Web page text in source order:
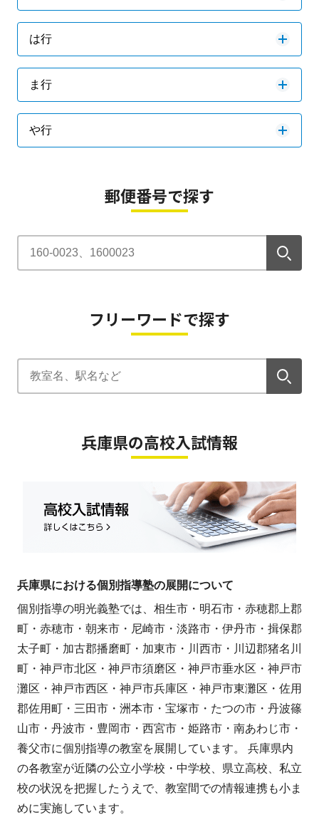
は行
ま行
や行
郵便番号で探す
フリーワードで探す
兵庫県の高校入試情報
兵庫県における個別指導塾の展開について
個別指導の明光義塾では、相生市・明石市・赤穂郡上郡
町・赤穂市・朝来市・尼崎市・淡路市・伊丹市・揖保郡
太子町・加古郡播磨町・加東市・川西市・川辺郡猪名川
町・神戸市北区・神戸市須磨区・神戸市垂水区・神戸市
灘区・神戸市西区・神戸市兵庫区・神戸市東灘区・佐用
郡佐用町・三田市・洲本市・宝塚市・たつの市・丹波篠
山市・丹波市・豊岡市・西宮市・姫路市・南あわじ市・
養父市に個別指導の教室を展開しています。 兵庫県内
の各教室が近隣の公立小学校・中学校、県立高校、私立
校の状況を把握したうえで、教室間での情報連携も小ま
めに実施しています。